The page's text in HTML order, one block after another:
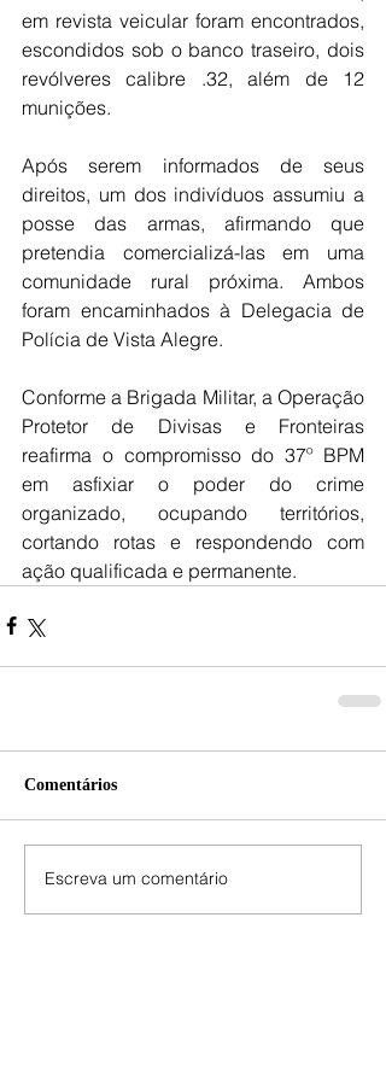
em revista veicular foram encontrados,
escondidos sob o banco traseiro, dois
revólveres calibre .32, além de 12
munições.
Após serem informados de seus
direitos, um dos indivíduos assumiu a
posse das armas, afirmando que
pretendia comercializá-las em uma
comunidade rural próxima. Ambos
foram encaminhados à Delegacia de
Polícia de Vista Alegre.
Conforme a Brigada Militar, a Operação
Protetor de Divisas e Fronteiras
reafirma o compromisso do 37º BPM
em asfixiar o poder do crime
organizado, ocupando territórios,
cortando rotas e respondendo com
ação qualificada e permanente.
Comentários
Escreva um comentário